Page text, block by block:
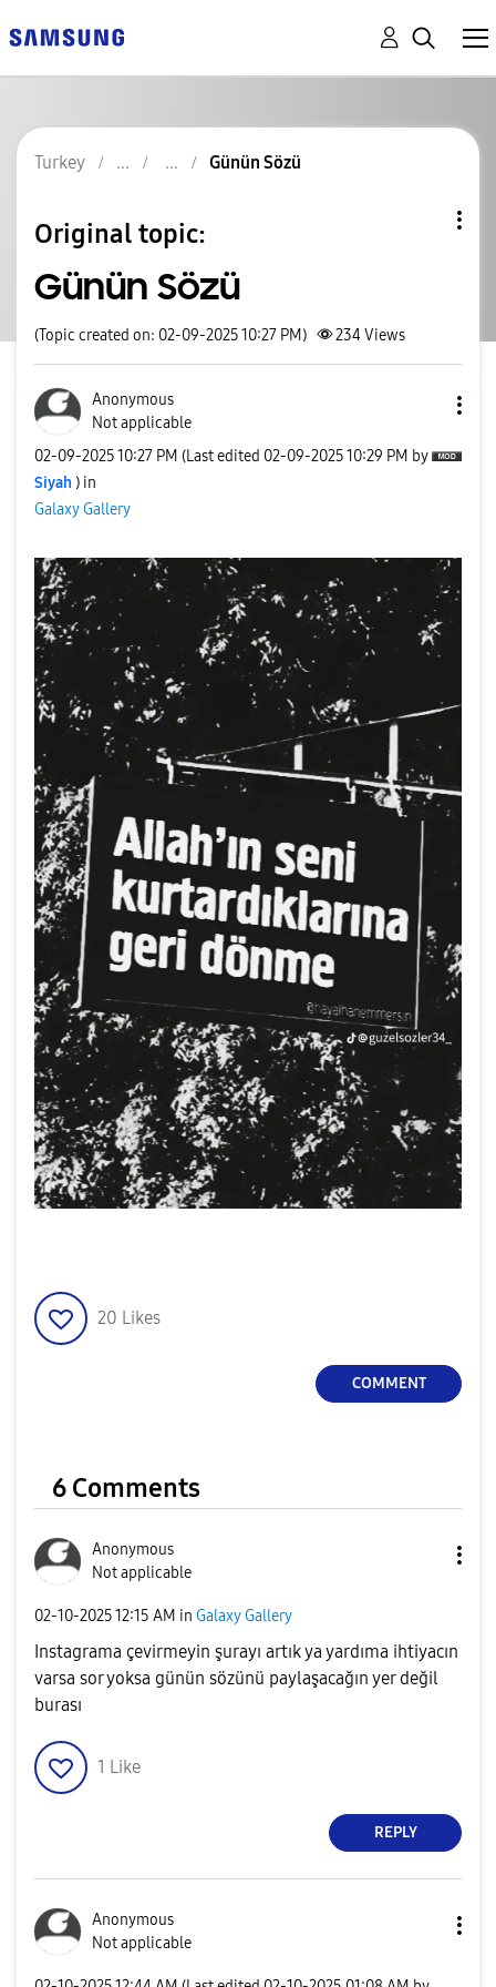
Turkey Günün Sözü
Original topic:
Günün Sözü
(Topic created on: 02-09-2025 10:27 PM) 234Views
Anonymous
Not applicable
‎02-09-202510:27 PM (Last edited ‎02-09-202510:29 PM by
Siyah ) in
Galaxy Gallery
20 Likes
COMMENT
6 Comments
Anonymous
Not applicable
‎02-10-202512:15 AM in Galaxy Gallery
Instagrama çevirmeyin şurayı artık ya yardıma ihtiyacın
varsa sor yoksa günün sözünü paylaşacağın yer değil
burası
1 Like
REPLY
Anonymous
Not applicable